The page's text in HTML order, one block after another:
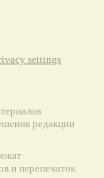
settings
редакции
и перепечаток